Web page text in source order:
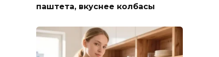
паштета, вкуснее колбасы